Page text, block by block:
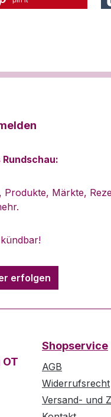
Märkte,
erfolgen
Shopservice
AGB
Widerrufsrecht
Versand- und